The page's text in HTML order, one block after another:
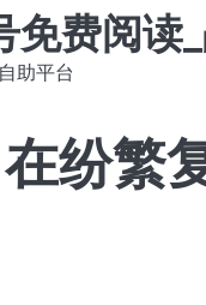
免费阅读
助平台
纷繁